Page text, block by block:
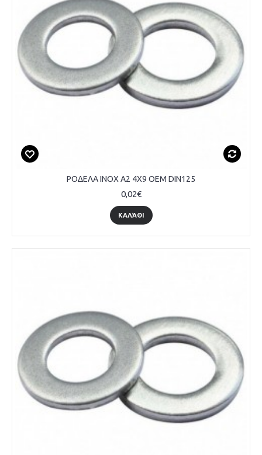
ΡΟΔΕΛΑ INOX A2 4Χ9 OEM DIN125
0,02€
ΚΑΛΆΘΙ